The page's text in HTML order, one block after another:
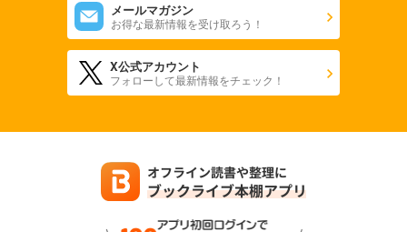
メールマガジン
お得な最新情報を受け取ろう！
X公式アカウント
フォローして最新情報をチェック！